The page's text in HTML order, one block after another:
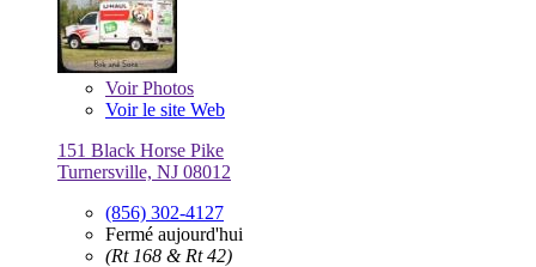
VoirPhotos
Voir le site Web
151 Black Horse Pike
Turnersville, NJ 08012
(856) 302-4127
Fermé aujourd'hui
(Rt 168 & Rt 42)